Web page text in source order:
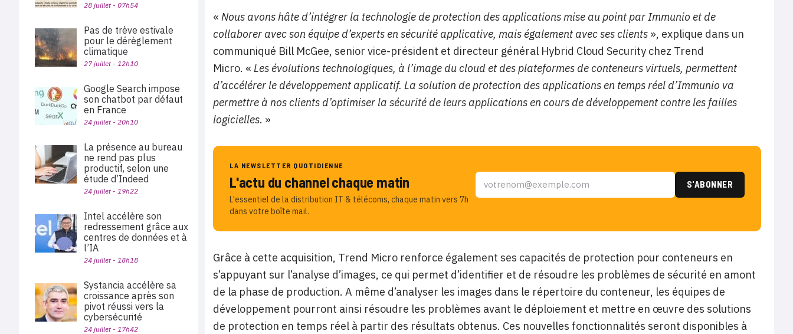
« Nous avons hâte d’intégrer la technologie de protection des applications mise au point par Immunio et de
collaborer avec son équipe d’experts en sécurité applicative, mais également avec ses clients », explique dans un
communiqué Bill McGee, senior vice-président et directeur général Hybrid Cloud Security chez Trend
Micro. « Les évolutions technologiques, à l’image du cloud et des plateformes de conteneurs virtuels, permettent
d’accélérer le développement applicatif. La solution de protection des applications en temps réel d’Immunio va
permettre à nos clients d’optimiser la sécurité de leurs applications en cours de développement contre les failles
logicielles. »
LA NEWSLETTER QUOTIDIENNE
L'actu du channel chaque matin
L'essentiel de la distribution IT & télécoms, chaque matin vers 7h
dans votre boîte mail.
Grâce à cette acquisition, Trend Micro renforce également ses capacités de protection pour conteneurs en
s’appuyant sur l’analyse d’images, ce qui permet d’identifier et de résoudre les problèmes de sécurité en amont
de la phase de production. A même d’analyser les images dans le répertoire du conteneur, les équipes de
développement pourront ainsi résoudre les problèmes avant le déploiement et mettre en œuvre des solutions
de protection en temps réel à partir des résultats obtenus. Ces nouvelles fonctionnalités seront disponibles à
28 juillet - 07h54
Pas de trève estivale
pour le dérèglement
climatique
27 juillet - 12h10
Google Search impose
son chatbot par défaut
en France
24 juillet - 20h10
La présence au bureau
ne rend pas plus
productif, selon une
étude d’Indeed
24 juillet - 19h22
Intel accélère son
redressement grâce aux
centres de données et à
l’IA
24 juillet - 18h18
Systancia accélère sa
croissance après son
pivot réussi vers la
cybersécurité
24 juillet - 17h42